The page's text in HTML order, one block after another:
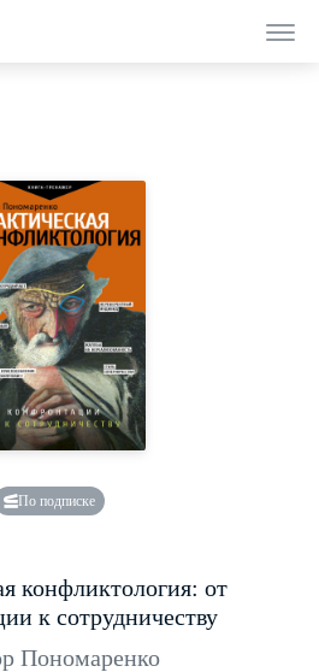
По подписке
конфликтология: от
к сотрудничеству
Пономаренко